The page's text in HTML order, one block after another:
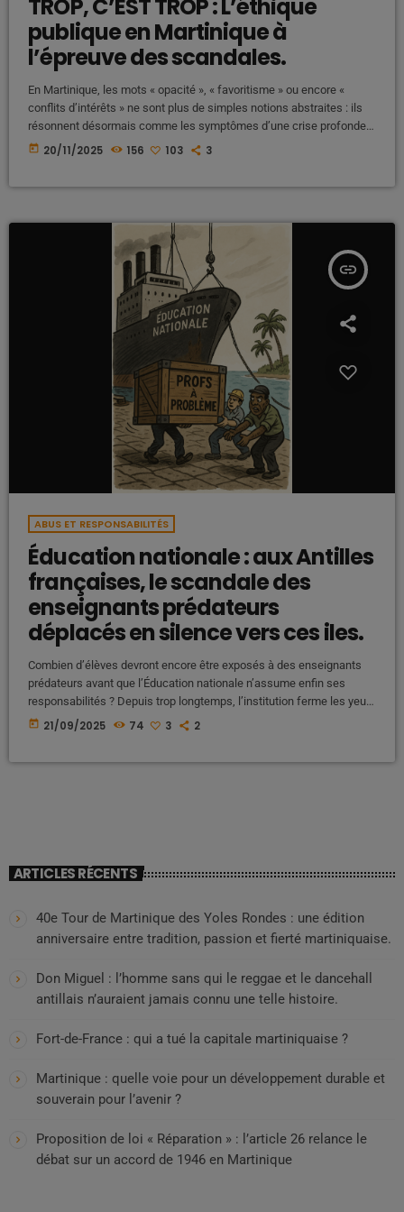
TROP, C’EST TROP : L’éthique
publique en Martinique à
l’épreuve des scandales.
En Martinique, les mots « opacité », « favoritisme » ou encore «
conflits d’intérêts » ne sont plus de simples notions abstraites : ils
résonnent désormais comme les symptômes d’une crise profonde
de confiance entre citoyens et institutions. Depuis plusieurs mois ,
today 20/11/2025 156 103 3
insert_link
ABUS ET RESPONSABILITÉS
Éducation nationale : aux Antilles
françaises, le scandale des
enseignants prédateurs
déplacés en silence vers ces iles.
Combien d’élèves devront encore être exposés à des enseignants
prédateurs avant que l’Éducation nationale n’assume enfin ses
responsabilités ? Depuis trop longtemps, l’institution ferme les yeux,
protège ses agents au détriment de nos enfants, et déplace les
today 21/09/2025 74 3 2
ARTICLES RÉCENTS
40e Tour de Martinique des Yoles Rondes : une édition
anniversaire entre tradition, passion et fierté martiniquaise.
Don Miguel : l’homme sans qui le reggae et le dancehall
antillais n’auraient jamais connu une telle histoire.
Fort-de-France : qui a tué la capitale martiniquaise ?
Martinique : quelle voie pour un développement durable et
souverain pour l’avenir ?
Proposition de loi « Réparation » : l’article 26 relance le
débat sur un accord de 1946 en Martinique